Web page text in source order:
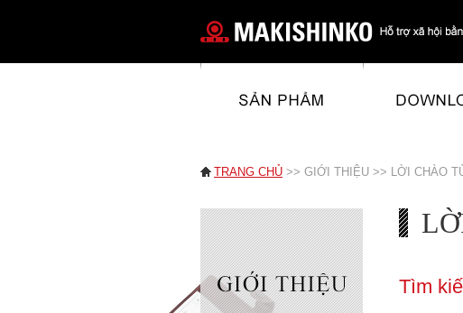
TRANG CHỦ >> GIỚI THIỆU >> LỜI CHÀO
Tìm